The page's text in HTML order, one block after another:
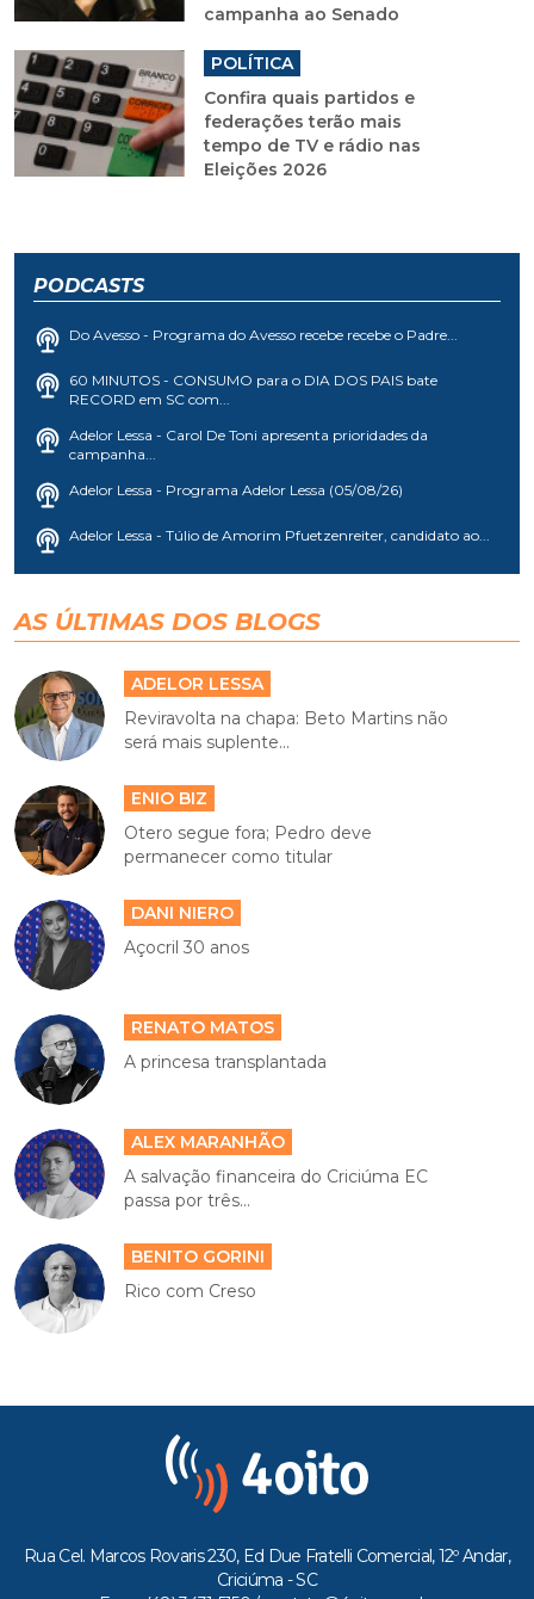
campanha ao Senado
POLÍTICA
Confira quais partidos e
federações terão mais
tempo de TV e rádio nas
Eleições 2026
PODCASTS
Do Avesso - Programa do Avesso recebe recebe o Padre...
60 MINUTOS - CONSUMO para o DIA DOS PAIS bate
RECORD em SC com...
Adelor Lessa - Carol De Toni apresenta prioridades da
campanha...
Adelor Lessa - Programa Adelor Lessa (05/08/26)
Adelor Lessa - Túlio de Amorim Pfuetzenreiter, candidato ao...
AS ÚLTIMAS DOS BLOGS
ADELOR LESSA
Reviravolta na chapa: Beto Martins não
será mais suplente...
ENIO BIZ
Otero segue fora; Pedro deve
permanecer como titular
DANI NIERO
Açocril 30 anos
RENATO MATOS
A princesa transplantada
ALEX MARANHÃO
A salvação financeira do Criciúma EC
passa por três...
BENITO GORINI
Rico com Creso
Rua Cel. Marcos Rovaris 230, Ed Due Fratelli Comercial, 12º Andar,
Criciúma - SC